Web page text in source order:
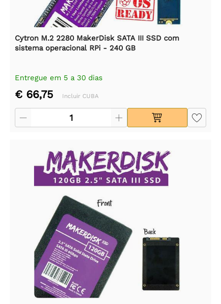
Cytron M.2 2280 MakerDisk SATA III SSD com
sistema operacional RPi - 240 GB
Entregue em 5 a 30 dias
€ 66,75 Incluir CUBA